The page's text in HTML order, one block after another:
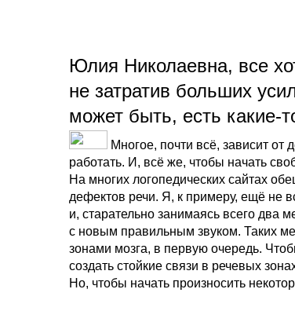
Юлия Николаевна, все
не затратив больших
может быть, есть какие-
Многое, почти всё, зависит от
работать. И, всё же, чтобы начать
На многих логопедических сайтах
дефектов речи. Я, к примеру, ещё не
и, старательно занимаясь всего два
с новым правильным звуком. Таких
зонами мозга, в первую очередь.
создать стойкие связи в речевых
Но, чтобы начать произносить